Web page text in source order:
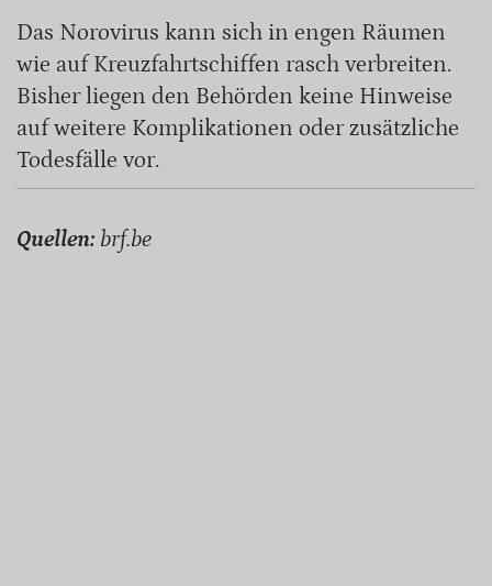
Das Norovirus kann sich in engen Räumen
wie auf Kreuzfahrtschiffen rasch verbreiten.
Bisher liegen den Behörden keine Hinweise
auf weitere Komplikationen oder zusätzliche
Todesfälle vor.
Quellen: brf.be